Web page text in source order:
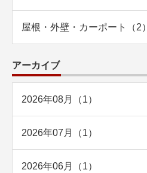
屋根・外壁・カーポート（2）
アーカイブ
2026年08月（1）
2026年07月（1）
2026年06月（1）